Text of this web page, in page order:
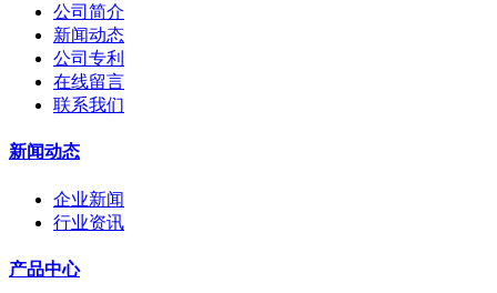
公司简介
新闻动态
公司专利
在线留言
联系我们
新闻动态
企业新闻
行业资讯
产品中心